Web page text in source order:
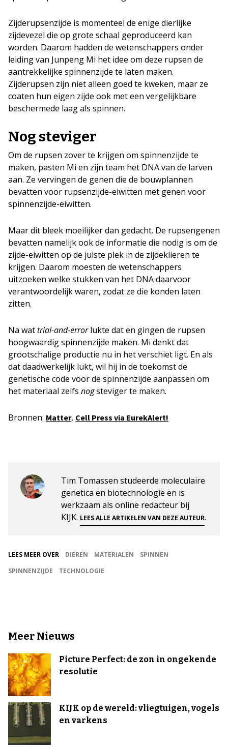
Zijderupsenzijde is momenteel de enige dierlijke
zijdevezel die op grote schaal geproduceerd kan
worden. Daarom hadden de wetenschappers onder
leiding van Junpeng Mi het idee om deze rupsen de
aantrekkelijke spinnenzijde te laten maken.
Zijderupsen zijn niet alleen goed te kweken, maar ze
coaten hun eigen zijde ook met een vergelijkbare
beschermede laag als spinnen.
Nog steviger
Om de rupsen zover te krijgen om spinnenzijde te
maken, pasten Mi en zijn team het DNA van de larven
aan. Ze vervingen de genen die de bouwplannen
bevatten voor rupsenzijde-eiwitten met genen voor
spinnenzijde-eiwitten.
Maar dit bleek moeilijker dan gedacht. De rupsengenen
bevatten namelijk ook de informatie die nodig is om de
zijde-eiwitten op de juiste plek in de zijdeklieren te
krijgen. Daarom moesten de wetenschappers
uitzoeken welke stukken van het DNA daarvoor
verantwoordelijk waren, zodat ze die konden laten
zitten.
Na wattrial-and-errorlukte dat en gingen de rupsen
hoogwaardig spinnenzijde maken. Mi denkt dat
grootschalige productie nu in het verschiet ligt. En als
dat daadwerkelijk lukt, wil hij in de toekomst de
genetische code voor de spinnenzijde aanpassen om
het materiaal zelfs nogsteviger te maken.
Bronnen: Matter, Cell Press via EurekAlert!
Tim Tomassen studeerde moleculaire
genetica en biotechnologie en is
werkzaam als online redacteur bij
KIJK. LEES ALLE ARTIKELEN VAN DEZE AUTEUR.
LEES MEER OVER DIEREN MATERIALEN
SPINNEN
SPINNENZIJDE
TECHNOLOGIE
Meer Nieuws
Picture Perfect: de zon in ongekende
resolutie
KIJK op de wereld: vliegtuigen, vogels
en varkens